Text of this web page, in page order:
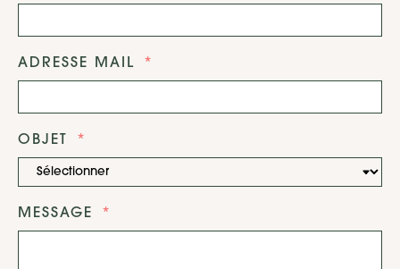
ADRESSE MAIL
OBJET
MESSAGE